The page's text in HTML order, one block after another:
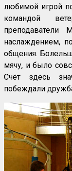
любимой игрой
командой
преподаватели
наслаждением,
общения.
мячу, и было
Счёт здесь
побеждали